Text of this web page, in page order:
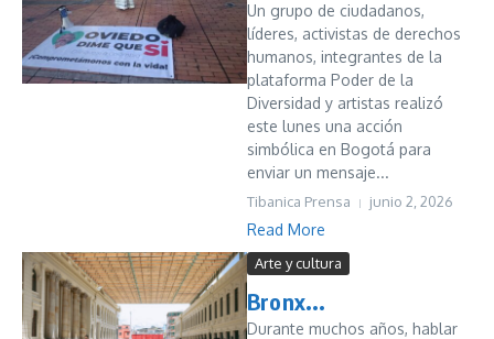
Un grupo de ciudadanos,
líderes, activistas de derechos
humanos, integrantes de la
plataforma Poder de la
Diversidad y artistas realizó
este lunes una acción
simbólica en Bogotá para
enviar un mensaje...
Tibanica Prensa junio 2, 2026
Read More
Arte y cultura
Bronx...
Durante muchos años, hablar